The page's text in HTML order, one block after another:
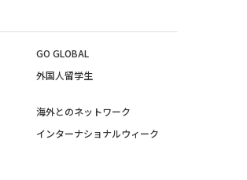
GO GLOBAL
外国人留学生
海外とのネットワーク
インターナショナルウィーク